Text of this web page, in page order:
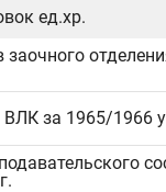
ед.хр.
заочного
ВЛК за 1965/1966